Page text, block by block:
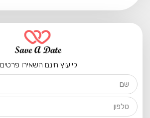
לייעוץ חינם השאירו פרטים